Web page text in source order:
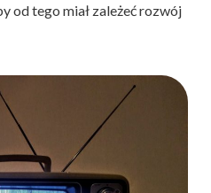
od tego miał zależeć rozwój